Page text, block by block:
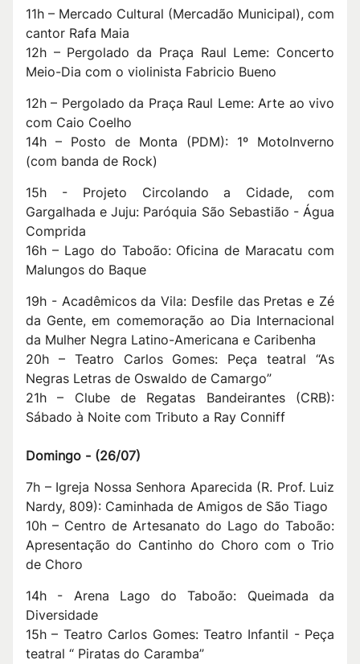
11h – Mercado Cultural (Mercadão Municipal), com
cantor Rafa Maia
12h – Pergolado da Praça Raul Leme: Concerto
Meio-Dia com o violinista Fabricio Bueno
12h – Pergolado da Praça Raul Leme: Arte ao vivo
com Caio Coelho
14h – Posto de Monta (PDM): 1º MotoInverno
(com banda de Rock)
15h - Projeto Circolando a Cidade, com
Gargalhada e Juju: Paróquia São Sebastião - Água
Comprida
16h – Lago do Taboão: Oficina de Maracatu com
Malungos do Baque
19h - Acadêmicos da Vila: Desfile das Pretas e Zé
da Gente, em comemoração ao Dia Internacional
da Mulher Negra Latino-Americana e Caribenha
20h – Teatro Carlos Gomes: Peça teatral “As
Negras Letras de Oswaldo de Camargo”
21h – Clube de Regatas Bandeirantes (CRB):
Sábado à Noite com Tributo a Ray Conniff
Domingo - (26/07)
7h – Igreja Nossa Senhora Aparecida (R. Prof. Luiz
Nardy, 809): Caminhada de Amigos de São Tiago
10h – Centro de Artesanato do Lago do Taboão:
Apresentação do Cantinho do Choro com o Trio
de Choro
14h - Arena Lago do Taboão: Queimada da
Diversidade
15h – Teatro Carlos Gomes: Teatro Infantil - Peça
teatral “ Piratas do Caramba”